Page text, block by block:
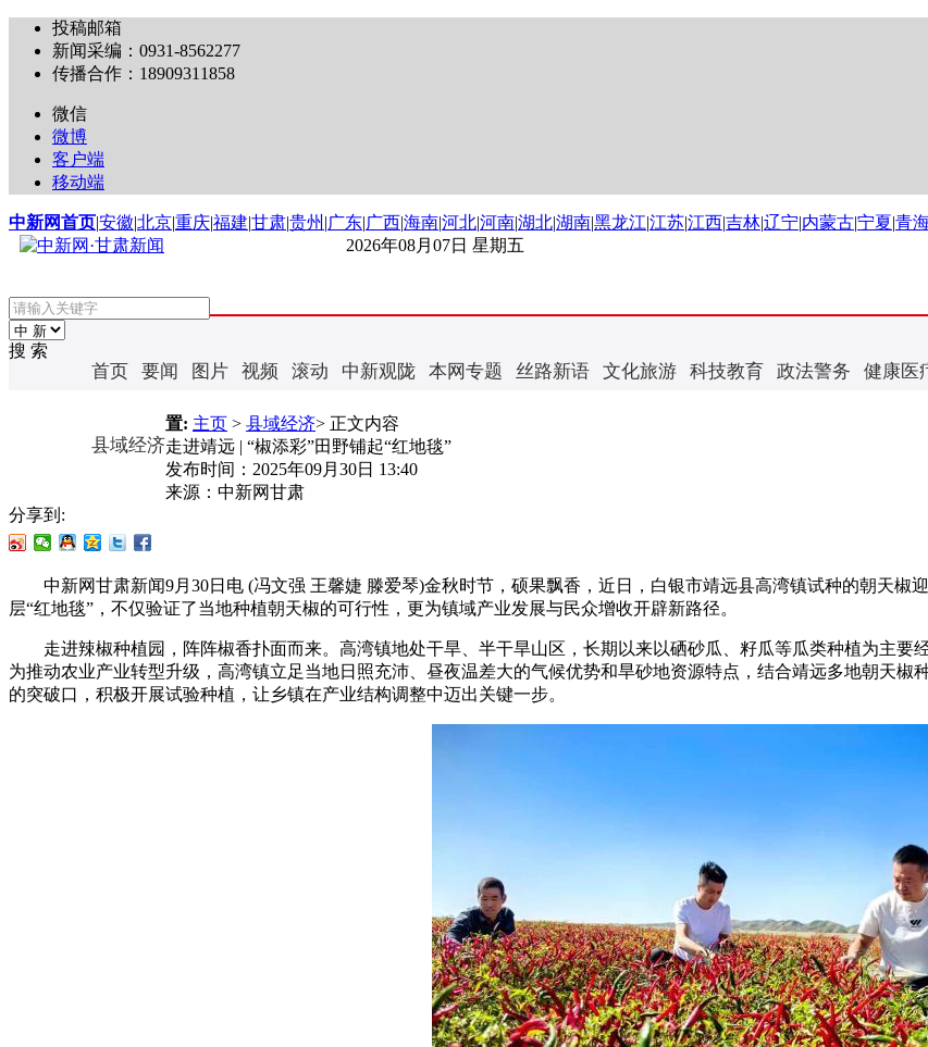
投稿邮箱
新闻采编：0931-8562277
传播合作：18909311858
微信
微博
客户端
移动端
中新网首页|安徽|北京|重庆|福建|甘肃|贵州 |广东|广西|海南|河北|河南|湖北|湖南|黑龙江|江苏|江西|吉林|辽宁|内蒙古|宁夏|青
2026年08月07日 星期五
搜 索
首页 要闻 图片 视频 滚动 中新观陇 本网专题 丝路新语 文化旅游 科技教育 政法警务 健康医
县域经济
置: 主页 > 县域经济> 正文内容
走进靖远 | “椒添彩”田野铺起“红地毯”
发布时间： 2025年09月30日 13:40
来源： 中新网甘肃
分享到:
中新网甘肃新闻9月30日电 (冯文强 王馨婕 滕爱琴)金秋时节，硕果飘香，近日，白银市靖远县高湾镇试种的朝天椒
层“红地毯”，不仅验证了当地种植朝天椒的可行性，更为镇域产业发展与民众增收开辟新路径。
走进辣椒种植园，阵阵椒香扑面而来。高湾镇地处干旱、半干旱山区，长期以来以硒砂瓜、籽瓜等瓜类种植为主要
为推动农业产业转型升级，高湾镇立足当地日照充沛、昼夜温差大的气候优势和旱砂地资源特点，结合靖远多地朝天
的突破口，积极开展试验种植，让乡镇在产业结构调整中迈出关键一步。